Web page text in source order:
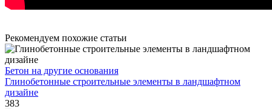
Рекомендуем похожие статьи
Бетон на другие основания
Глинобетонные строительные элементы в ландшафтном
дизайне
383